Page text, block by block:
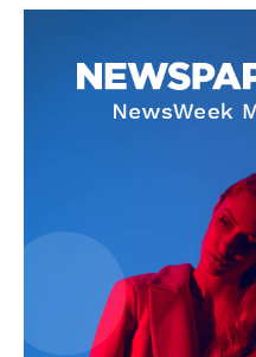
About
Contact us
Subscription Plans
My account